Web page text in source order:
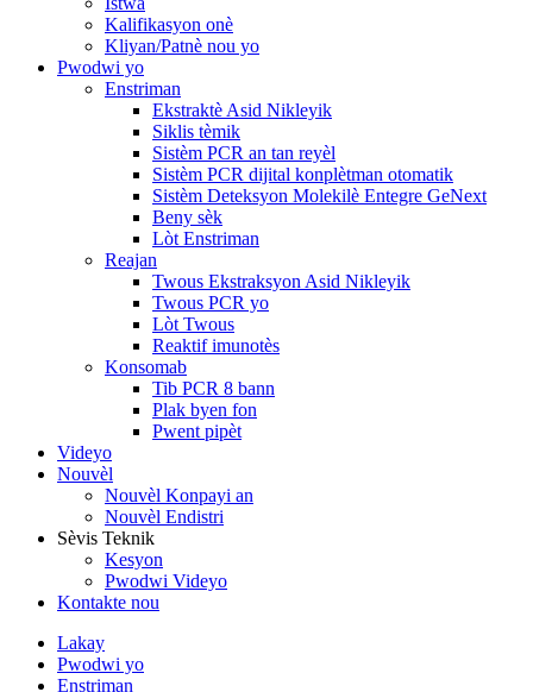
Kalifikasyon onè
Kliyan/Patnè nou yo
Pwodwi yo
Enstriman
Ekstraktè Asid Nikleyik
Siklis tèmik
Sistèm PCR an tan reyèl
Sistèm PCR dijital konplètman otomatik
Sistèm Deteksyon Molekilè Entegre GeNext
Beny sèk
Lòt Enstriman
Reajan
Twous Ekstraksyon Asid Nikleyik
Twous PCR yo
Lòt Twous
Reaktif imunotès
Konsomab
Tib PCR 8 bann
Plak byen fon
Pwent pipèt
Videyo
Nouvèl
Nouvèl Konpayi an
Nouvèl Endistri
Sèvis Teknik
Kesyon
Pwodwi Videyo
Kontakte nou
Lakay
Pwodwi yo
Enstriman